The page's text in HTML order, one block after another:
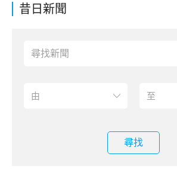
昔日新聞
尋找